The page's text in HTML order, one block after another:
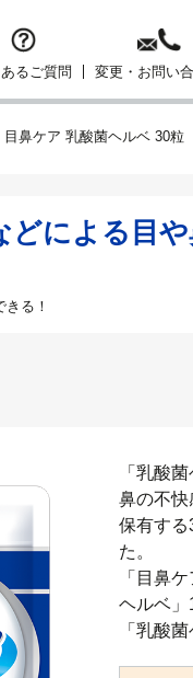
るご質問 変更・お問い
目鼻ケア 乳酸菌ヘルベ 30粒
による目
る！
「乳酸
鼻の不快
保有する
た。
「目鼻
ヘルベ」
「乳酸